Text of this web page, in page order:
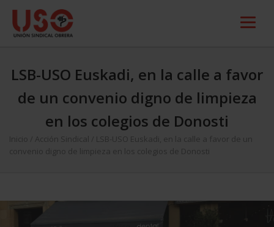
LSB-USO Euskadi, en la calle a favor
de un convenio digno de limpieza
en los colegios de Donosti
Inicio Acción Sindical
LSB-USO Euskadi, en la calle a favor de un
convenio digno de limpieza en los colegios de Donosti